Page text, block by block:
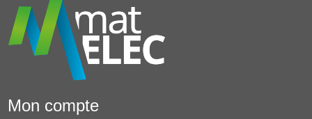
Mon compte